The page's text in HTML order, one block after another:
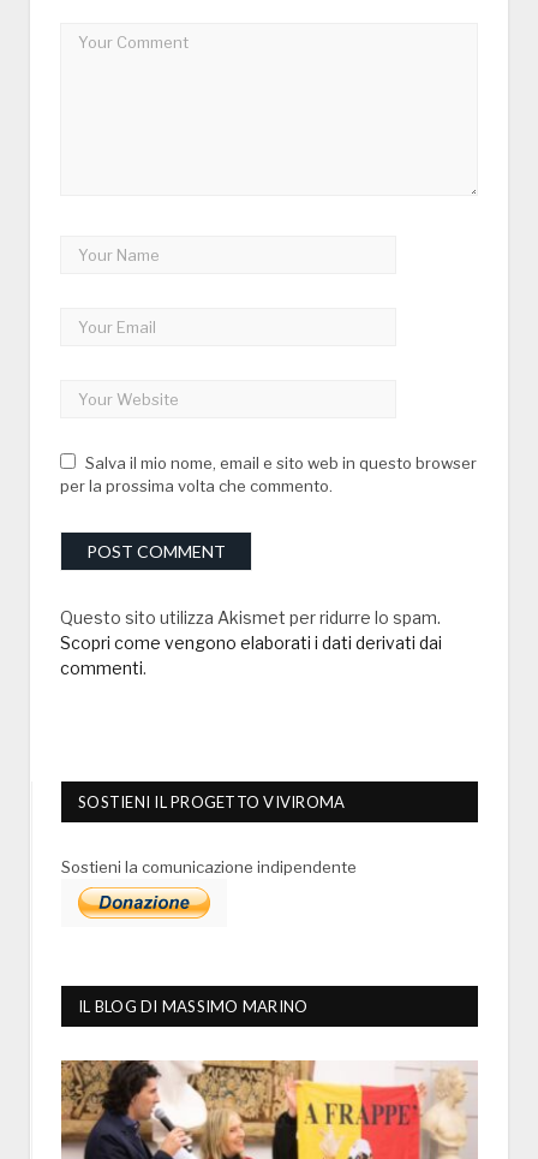
Salva il mio nome, email e sito web in questo browser
per la prossima volta che commento.
Questo sito utilizza Akismet per ridurre lo spam.
Scopri come vengono elaborati i dati derivati dai
commenti.
SOSTIENI IL PROGETTO VIVIROMA
Sostieni la comunicazione indipendente
IL BLOG DI MASSIMO MARINO